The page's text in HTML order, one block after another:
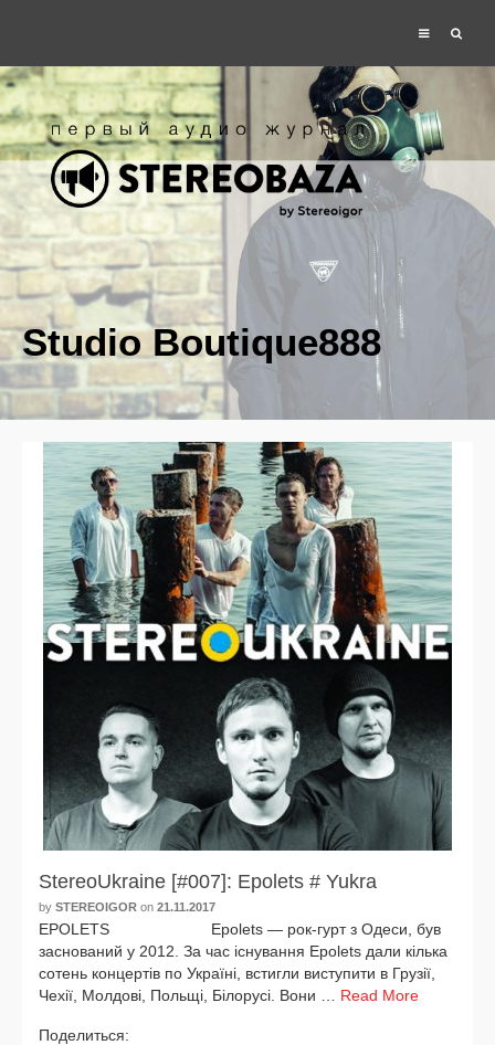
Studio Boutique888
StereoUkraine [#007]: Epolets # Yukra
by STEREOIGOR on 21.11.2017
EPOLETS Epolets — рок-гурт з Одеси, був
зас­но­ва­ний у 2012. За час існу­ван­ня Epolets дали кіль­ка
сотень кон­цер­тів по Україні, встиг­ли висту­пи­ти в Грузії,
Чехії, Молдові, Польщі, Білорусі. Вони … Read More
Поделиться: